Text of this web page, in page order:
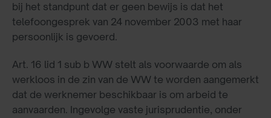
bij het standpunt dat er geen bewijs is dat het
telefoongesprek van 24 november 2003 met haar
persoonlijk is gevoerd.
Art. 16 lid 1 sub b WW stelt als voorwaarde om als
werkloos in de zin van de WW te worden aangemerkt
dat de werknemer beschikbaar is om arbeid te
aanvaarden. Ingevolge vaste jurisprudentie, onder